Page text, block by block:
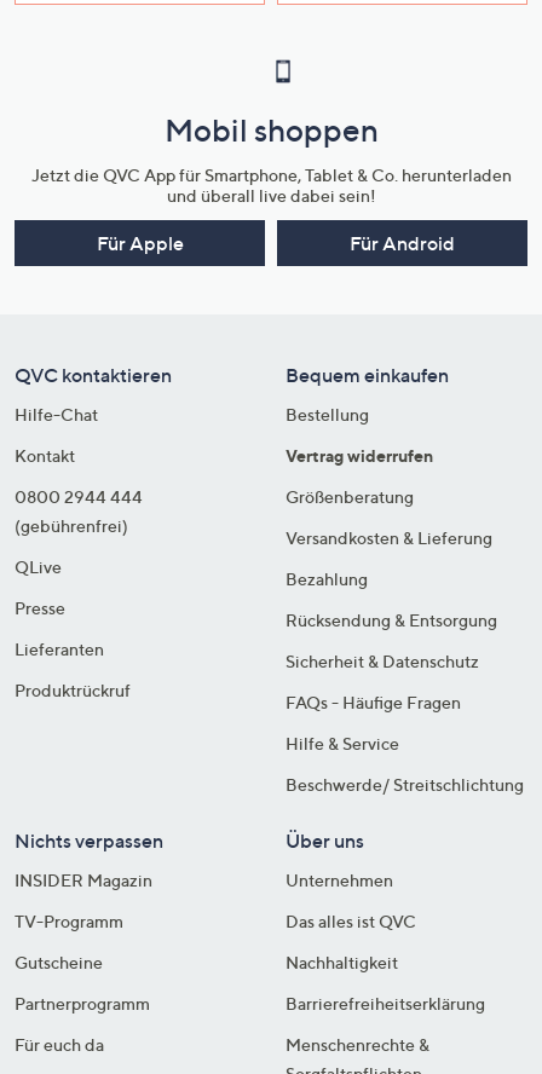
Mobil shoppen
Jetzt die QVC App für Smartphone, Tablet & Co. herunterladen
und überall live dabei sein!
Für Apple Für Android
QVC kontaktieren
Hilfe-Chat
Kontakt
0800 2944 444
(gebührenfrei)
QLive
Presse
Lieferanten
Produktrückruf
Bequem einkaufen
Bestellung
Vertrag widerrufen
Größenberatung
Versandkosten & Lieferung
Bezahlung
Rücksendung & Entsorgung
Sicherheit & Datenschutz
FAQs - Häufige Fragen
Hilfe & Service
Beschwerde/ Streitschlichtung
Nichts verpassen
INSIDER Magazin
TV-Programm
Gutscheine
Partnerprogramm
Für euch da
Über uns
Unternehmen
Das alles ist QVC
Nachhaltigkeit
Barrierefreiheitserklärung
Menschenrechte &